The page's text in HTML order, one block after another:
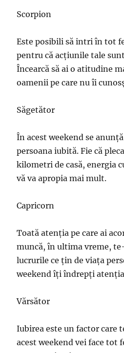
Scorpion
Este posibili să intri în tot
pentru că acțiunile tale
Încearcă să ai o atitudine
oamenii pe care nu îi
Săgetător
În acest weekend se
persoana iubită. Fie că
kilometri de casă, energia
vă va apropia mai mult.
Capricorn
Toată atenția pe care ai
muncă, în ultima vreme,
lucrurile ce țin de viața
weekend îți îndrepți
Vărsător
Iubirea este un factor care
acest weekend vei face tot